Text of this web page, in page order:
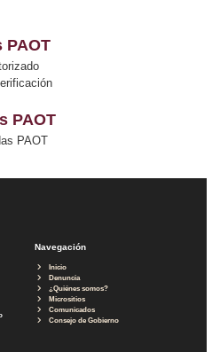
PAOT
PAOT
PAOT
Navegación
Inicio
Denuncia
¿Quiénes somos?
Micrositios
Comunicados
Consejo de Gobierno